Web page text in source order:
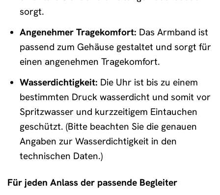
sorgt.
Angenehmer Tragekomfort: Das Armband ist
passend zum Gehäuse gestaltet und sorgt für
einen angenehmen Tragekomfort.
Wasserdichtigkeit: Die Uhr ist bis zu einem
bestimmten Druck wasserdicht und somit vor
Spritzwasser und kurzzeitigem Eintauchen
geschützt. (Bitte beachten Sie die genauen
Angaben zur Wasserdichtigkeit in den
technischen Daten.)
Für jeden Anlass der passende Begleiter